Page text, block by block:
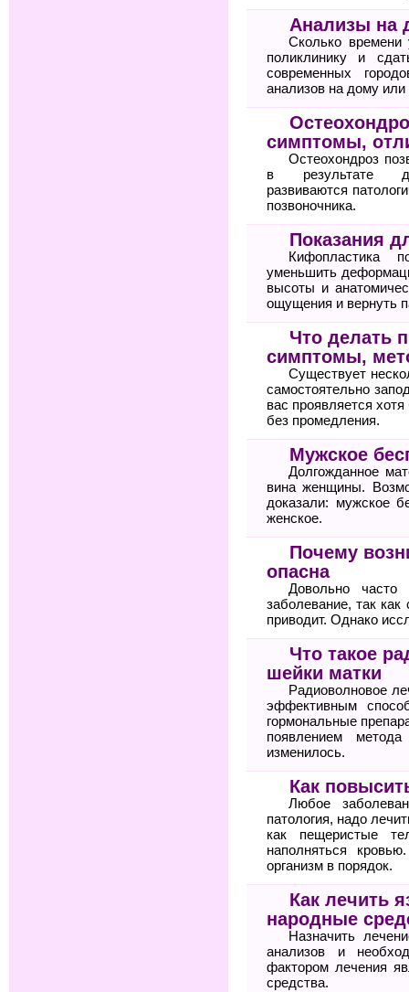
Анализы на
Сколько
поликлинику и
современных
анализов на дому
симптомы,
Остеохондроз
в результате
развиваются
позвоночника.
Показания
Кифопластика
уменьшить
высоты и
ощущения и вернуть
Что делать
симптомы,
Существует
самостоятельно
вас проявляется
без промедления.
Мужское
Долгожданное
вина женщины.
доказали: мужское
женское.
Почему
опасна
Довольно часто
заболевание, так
приводит. Однако
Что такое
шейки матки
Радиоволновое
эффективным
гормональные
появлением
изменилось.
Как
Любое
патология, надо
как пещеристые
наполняться
организм в порядок.
Как лечить
народные
Назначить
анализов и
фактором лечения
средства.